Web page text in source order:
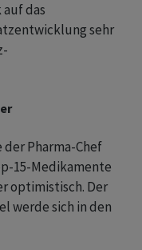
das
sehr
der Pharma-Chef
15-Medikamente
optimistisch. Der
werde sich in den